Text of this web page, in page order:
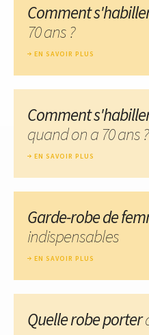
Comment
70 ans ?
EN SAVOIR PLUS
Comment
quand on a 70 ans ?
EN SAVOIR PLUS
Garde-robe de
indispensables
EN SAVOIR PLUS
Quelle robe porter